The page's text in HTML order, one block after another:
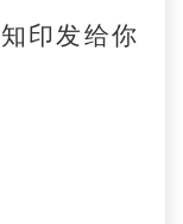
印发给你